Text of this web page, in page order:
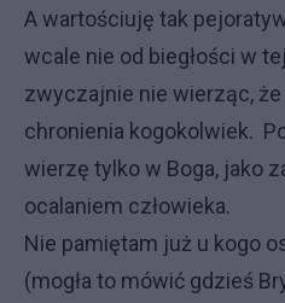
A wartościuję tak
wcale nie od biegłości w
zwyczajnie nie wierząc, że
chronienia kogokolwiek.
wierzę tylko w Boga, jako
ocalaniem człowieka.
Nie pamiętam już u kogo
(mogła to mówić gdzieś